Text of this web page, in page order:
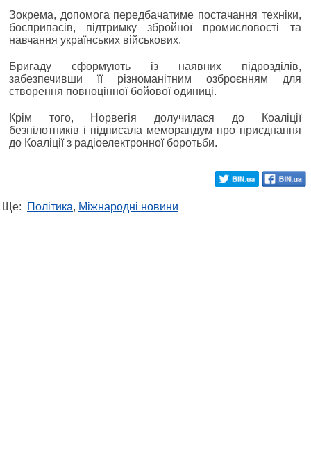
Зокрема, допомога передбачатиме постачання техніки,
боєприпасів, підтримку збройної промисловості та
навчання українських військових.
Бригаду сформують із наявних підрозділів,
забезпечивши її різноманітним озброєнням для
створення повноцінної бойової одиниці.
Крім того, Норвегія долучилася до Коаліції
безпілотників і підписала меморандум про приєднання
до Коаліції з радіоелектронної боротьби.
Ще: Політика, Міжнародні новини